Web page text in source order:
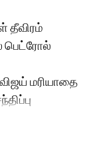
தீவிரம்
பெட்ரோல்
மரியாதை